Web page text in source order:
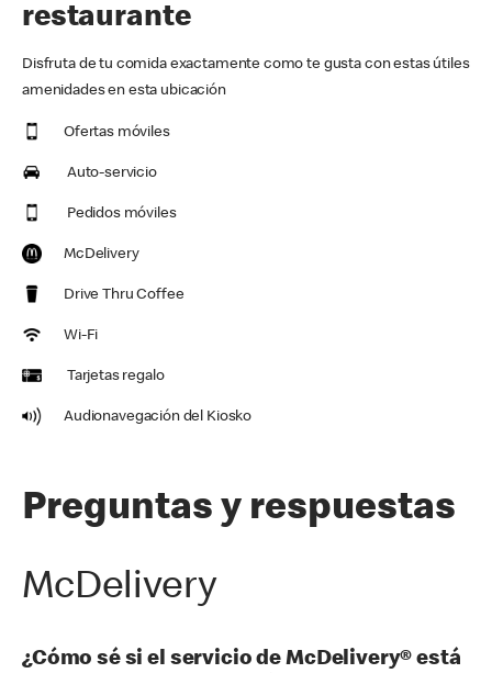
restaurante
Disfruta de tu comida exactamente como te gusta con estas útiles
amenidades en esta ubicación
Ofertas móviles
Auto-servicio
Pedidos móviles
McDelivery
Drive Thru Coffee
Wi-Fi
Tarjetas regalo
Audionavegación del Kiosko
Preguntas y respuestas
McDelivery
¿Cómo sé si el servicio de McDelivery® está